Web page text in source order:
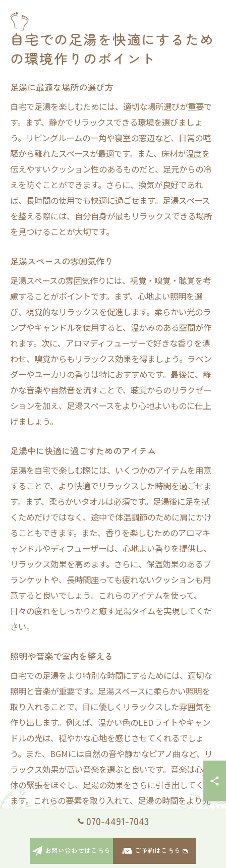
自宅での足湯を快適にするため
の環境作りのポイント
足湯に最適な場所の選び方
自宅で足湯を楽しむためには、適切な場所選びが重要で
す。まず、静かでリラックスできる環境を選びましょ
う。リビングルームの一角や寝室の窓辺など、日常の喧
騒から離れたスペースが最適です。また、床材が温度を
伝えやすいクッション性のあるものだと、足元からの冷
えを防ぐことができます。さらに、換気が良好であれ
ば、長時間の使用でも快適に過ごせます。足湯スペース
を整える際には、自分自身が最もリラックスできる場所
を見つけることが大切です。
足湯スペースの雰囲気作り
足湯スペースの雰囲気作りには、視覚・嗅覚・聴覚を考
慮することがポイントです。まず、心地よい照明を選
び、視覚的なリラックスを促進します。柔らかい光のラ
ンプやキャンドルを使用すると、温かみのある空間が作
れます。次に、アロマディフューザーで好きな香りを漂
わせ、嗅覚からもリラックス効果を得ましょう。ラベン
ダーやユーカリの香りは特におすすめです。最後に、静
かな音楽や自然音を流すことで、聴覚からのリラクゼー
ションを加え、足湯スペースをより心地よいものに仕上
げましょう。
足湯中に快適に過ごすためのアイテム
足湯を自宅で楽しむ際には、いくつかのアイテムを用意
することで、より快適でリラックスした時間を過ごせま
す。まず、柔らかいタオルは必須です。足湯後に足を拭
くためだけではなく、途中で体温調節のために肩にかけ
ることもできます。また、香りを楽しむためのアロマキ
ャンドルやディフューザーは、心地よい香りを提供し、
リラックス効果を高めます。さらに、保温効果のあるブ
ランケットや、長時間座っても疲れないクッションも用
意すると良いでしょう。これらのアイテムを使って、
日々の疲れをしっかりと癒す足湯タイムを実現してくだ
さい。
照明や音楽で室内を整える
自宅での足湯をより特別な時間にするためには、適切な
照明と音楽が重要です。足湯スペースに柔らかい照明を
取り入れることで、目に優しくリラックスした雰囲気を
作り出します。例えば、温かい色のLEDライトやキャン
ドルの光は、穏やかな心地を感じさせてくれるでしょ
う。また、BGMには自然の音や静かなピアノ曲など、リ
ラックス効果が高い音楽を選ぶと良いです。音楽は心と
体の緊張をほぐし、足湯の効果をさらに引き出してくれ
ます。これらの要素を取り入れて、足湯の時間をより充
実したものにしてみましょう。
足湯と組み合わせるリラックスアイテム
自宅で足湯を楽しむ際、リラックス効果を最大限に引き
070-4491-7043
お問い合わせはこちら ご予約はこちら